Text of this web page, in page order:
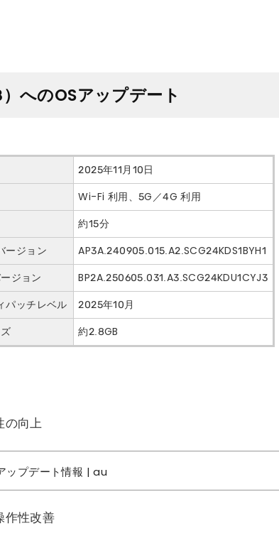
へのOSアップデート
2025年11月10日
Wi-Fi 利用、5G／4G 利用
約15分
ージョン
AP3A.240905.015.A2.SCG24KDS1BYH1
ジョン
BP2A.250605.031.A3.SCG24KDU1CYJ3
パッチレベル
2025年10月
約2.8GB
の向上
ップデート情報 | au
作性改善